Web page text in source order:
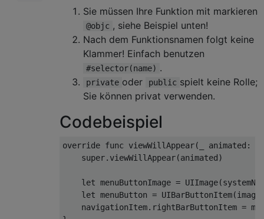
Sie müssen Ihre Funktion mit markieren
@objc , siehe Beispiel unten!
Nach dem Funktionsnamen folgt keine
Klammer! Einfach benutzen
#selector(name) .
private oder public spielt keine Rolle;
Sie können privat verwenden.
Codebeispiel
override func viewWillAppear( animated :
super. viewWillAppear(animated)
let menuButtonImage = UIImage(
let menuButton = UIBarButtonItem(image
    navigationItem
. rightBarButtonItem =